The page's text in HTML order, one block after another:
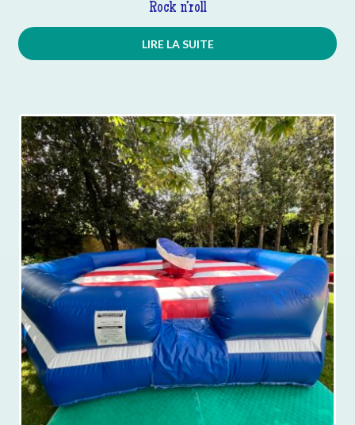
Rock n’roll
LIRE LA SUITE